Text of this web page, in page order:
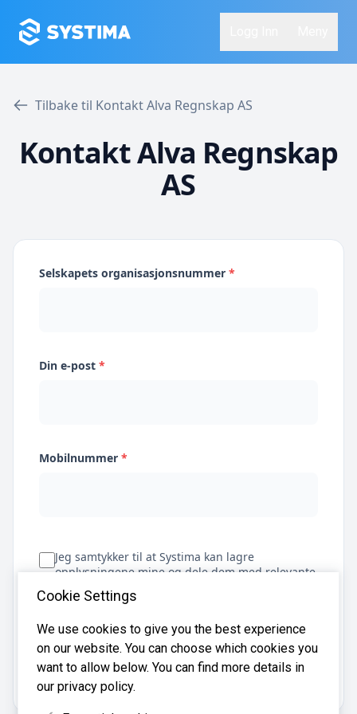
Tilbake til Kontakt Alva Regnskap AS
Kontakt Alva Regnskap
AS
Selskapets organisasjonsnummer *
Din e-post *
Mobilnummer *
Jeg samtykker til at Systima kan lagre
opplysningene mine og dele dem med relevante
regnskapsbyråer for å hjelpe meg å finne
regnskapsfører
Få tilbud
Cookie Settings
We use cookies to give you the best experience
on our website. You can choose which cookies you
want to allow below. You can find more details in
our privacy policy.